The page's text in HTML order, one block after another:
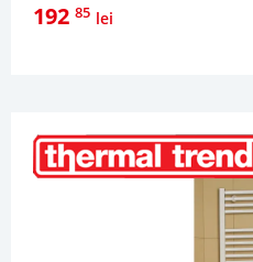
192 85 lei